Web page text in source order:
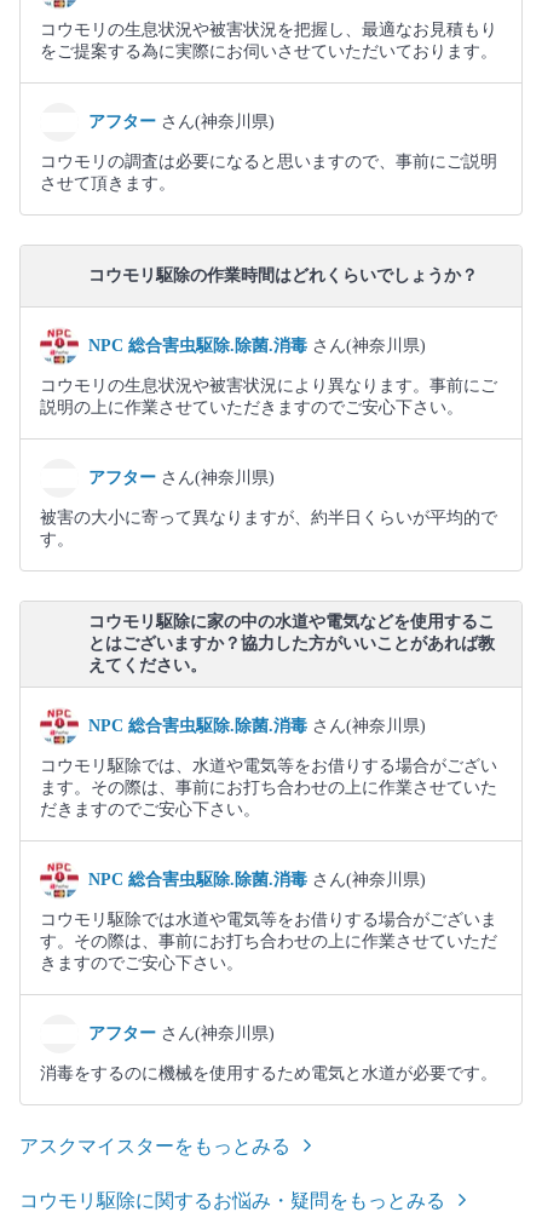
コウモリの生息状況や被害状況を把握し、最適なお見積もり
をご提案する為に実際にお伺いさせていただいております。
アフター さん(神奈川県)
コウモリの調査は必要になると思いますので、事前にご説明
させて頂きます。
コウモリ駆除の作業時間はどれくらいでしょうか？
NPC 総合害虫駆除.除菌.消毒 さん(神奈川県)
コウモリの生息状況や被害状況により異なります。事前にご
説明の上に作業させていただきますのでご安心下さい。
アフター さん(神奈川県)
被害の大小に寄って異なりますが、約半日くらいが平均的で
す。
コウモリ駆除に家の中の水道や電気などを使用するこ
とはございますか？協力した方がいいことがあれば教
えてください。
NPC 総合害虫駆除.除菌.消毒 さん(神奈川県)
コウモリ駆除では、水道や電気等をお借りする場合がござい
ます。その際は、事前にお打ち合わせの上に作業させていた
だきますのでご安心下さい。
NPC 総合害虫駆除.除菌.消毒 さん(神奈川県)
コウモリ駆除では水道や電気等をお借りする場合がございま
す。その際は、事前にお打ち合わせの上に作業させていただ
きますのでご安心下さい。
アフター さん(神奈川県)
消毒をするのに機械を使用するため電気と水道が必要です。
アスクマイスターをもっとみる
コウモリ駆除に関するお悩み・疑問をもっとみる